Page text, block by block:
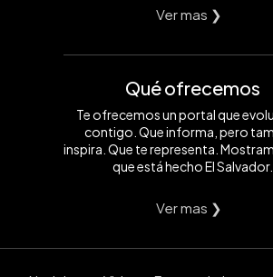
Ver mas ❯
Qué ofrecemos
Te ofrecemos un portal que
contigo. Que informa, pero
inspira. Que te representa.
que está hecho El Salvador.
Ver mas ❯